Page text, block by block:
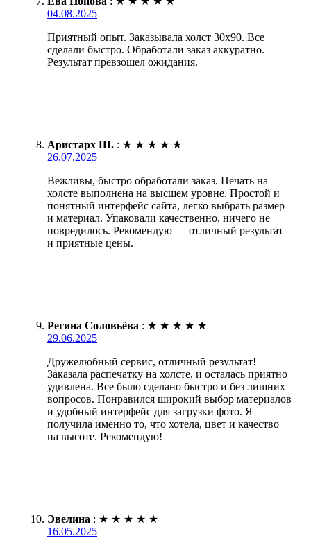
04.08.2025
Приятный опыт. Заказывала холст 30х90. Все
сделали быстро. Обработали заказ аккуратно.
Результат превзошел ожидания.
Аристарх Ш. : ★ ★ ★ ★ ★
26.07.2025
Вежливы, быстро обработали заказ. Печать на
холсте выполнена на высшем уровне. Простой и
понятный интерфейс сайта, легко выбрать размер
и материал. Упаковали качественно, ничего не
повредилось. Рекомендую — отличный результат
и приятные цены.
Регина Соловьёва : ★ ★ ★ ★ ★
29.06.2025
Дружелюбный сервис, отличный результат!
Заказала распечатку на холсте, и осталась приятно
удивлена. Все было сделано быстро и без лишних
вопросов. Понравился широкий выбор материалов
и удобный интерфейс для загрузки фото. Я
получила именно то, что хотела, цвет и качество
на высоте. Рекомендую!
Эвелина : ★ ★ ★ ★ ★
16.05.2025